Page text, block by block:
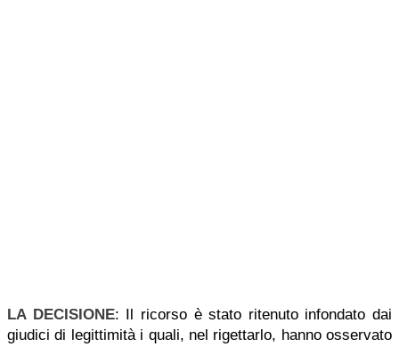
LA DECISIONE: Il ricorso è stato ritenuto infondato dai
giudici di legittimità i quali, nel rigettarlo, hanno osservato